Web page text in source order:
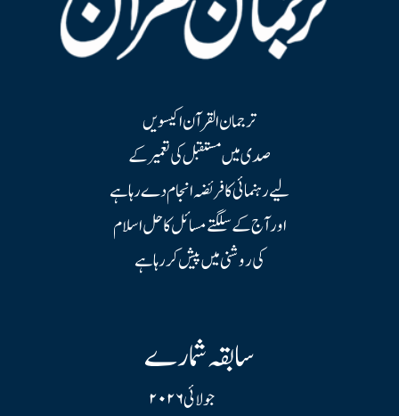
ترجمان القرآن اکیسویں
صدی میں مستقبل کی تعمیر کے
لیے رہنمائی کا فریضہ انجام دے رہا ہے
اور آج کے سلگتے مسائل کا حل اسلام
کی روشنی میں پیش کر رہا ہے
سابقہ شمارے
جولائی ۲۰۲۶